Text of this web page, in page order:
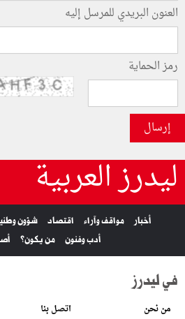
العنون البريدي للمرسل إليه
رمز الحماية
إرسال
ليدرز العربية
أخبار مواقف وآراء اقتصاد شؤون
أدب وفنون
من يكون؟
في ليدرز
من نحن اتصل بنا